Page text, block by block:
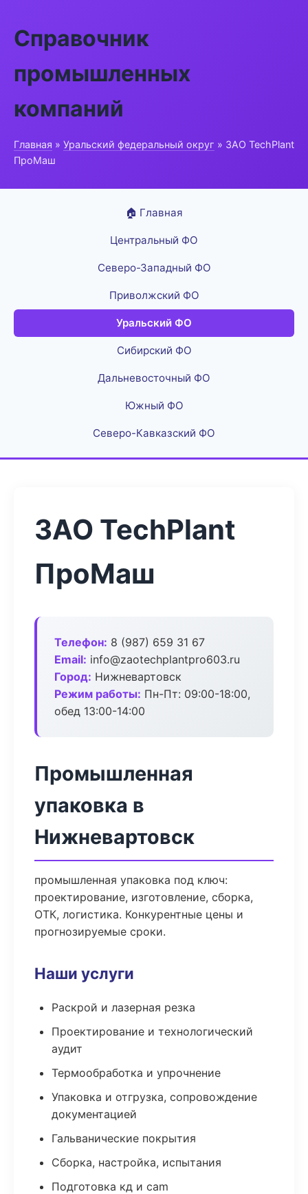
Справочник
промышленных
компаний
Главная » Уральский федеральный округ » ЗАО TechPlant
ПроМаш
🏠 Главная
Центральный ФО
Северо-Западный ФО
Приволжский ФО
Уральский ФО
Сибирский ФО
Дальневосточный ФО
Южный ФО
Северо-Кавказский ФО
ЗАО TechPlant
ПроМаш
Телефон: 8 (987) 659 31 67
Email: info@zaotechplantpro603.ru
Город: Нижневартовск
Режим работы: Пн-Пт: 09:00-18:00,
обед 13:00-14:00
Промышленная
упаковка в
Нижневартовск
промышленная упаковка под ключ:
проектирование, изготовление, сборка,
ОТК, логистика. Конкурентные цены и
прогнозируемые сроки.
Наши услуги
Раскрой и лазерная резка
Проектирование и технологический
аудит
Термообработка и упрочнение
Упаковка и отгрузка, сопровождение
документацией
Гальванические покрытия
Сборка, настройка, испытания
Подготовка кд и cam